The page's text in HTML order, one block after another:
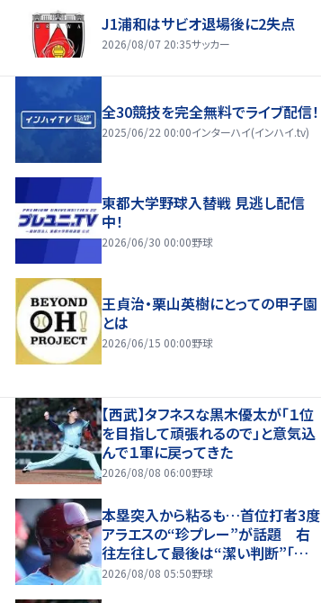
J1浦和はサビオ退場後に2失点
2026/08/07 20:35サッカー
全30競技を完全無料でライブ配信！
2025/06/22 00:00インターハイ(インハイ.tv)
東都大学野球入替戦 見逃し配信
中！
2026/06/30 00:00野球
王貞治・栗山英樹にとっての甲子園
とは
2026/06/15 00:00野球
【西武】タフネスな黒木優太が「１位
を目指して頑張れるので」と意気込
んで１軍に戻ってきた
2026/08/08 06:00野球
本塁突入から粘るも…首位打者3度
アラエスの“珍プレー”が話題 右
往左往して最後は“潔い判断”「彼
はニンジャになれなかった」「面白す
2026/08/08 05:50野球